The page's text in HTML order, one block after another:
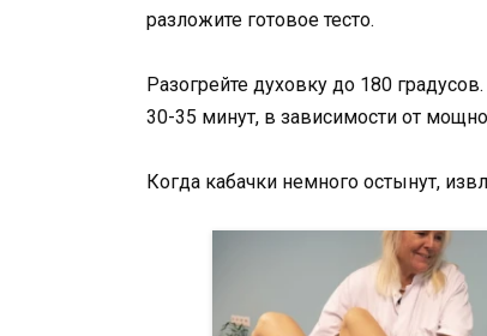
разложите готовое тесто.
Разогрейте духовку до 180
30-35 минут, в зависимости от
Когда кабачки немного остынут,